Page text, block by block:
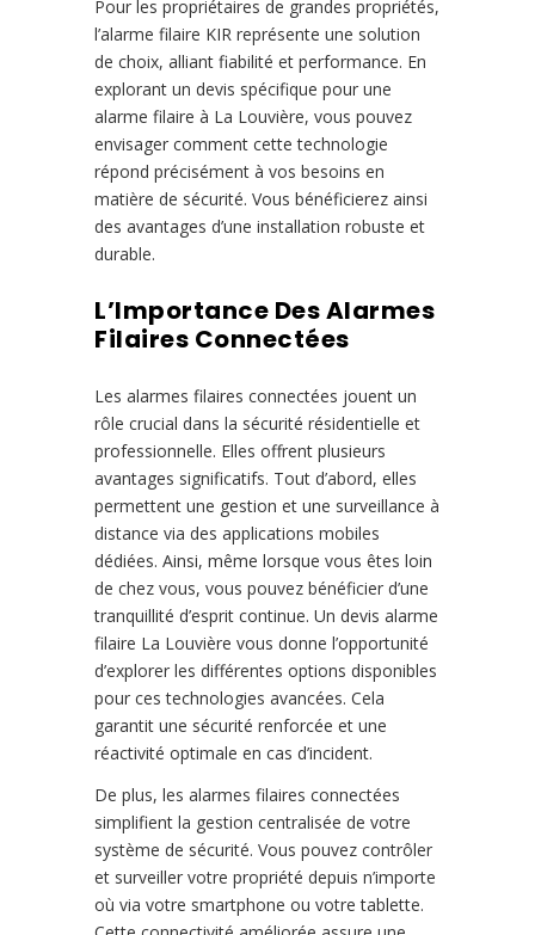
Pour les propriétaires de grandes propriétés,
l’alarme filaire KIR représente une solution
de choix, alliant fiabilité et performance. En
explorant un devis spécifique pour une
alarme filaire à La Louvière, vous pouvez
envisager comment cette technologie
répond précisément à vos besoins en
matière de sécurité. Vous bénéficierez ainsi
des avantages d’une installation robuste et
durable.
L’Importance Des Alarmes
Filaires Connectées
Les alarmes filaires connectées jouent un
rôle crucial dans la sécurité résidentielle et
professionnelle. Elles offrent plusieurs
avantages significatifs. Tout d’abord, elles
permettent une gestion et une surveillance à
distance via des applications mobiles
dédiées. Ainsi, même lorsque vous êtes loin
de chez vous, vous pouvez bénéficier d’une
tranquillité d’esprit continue. Un devis alarme
filaire La Louvière vous donne l’opportunité
d’explorer les différentes options disponibles
pour ces technologies avancées. Cela
garantit une sécurité renforcée et une
réactivité optimale en cas d’incident.
De plus, les alarmes filaires connectées
simplifient la gestion centralisée de votre
système de sécurité. Vous pouvez contrôler
et surveiller votre propriété depuis n’importe
où via votre smartphone ou votre tablette.